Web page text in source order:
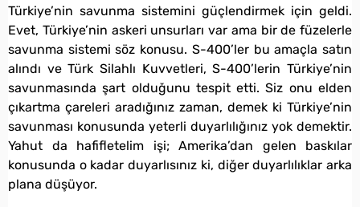
Türkiye’nin savunma sistemini güçlendirmek için geldi.
Evet, Türkiye’nin askeri unsurları var ama bir de füzelerle
savunma sistemi söz konusu. S-400’ler bu amaçla satın
alındı ve Türk Silahlı Kuvvetleri, S-400’lerin Türkiye’nin
savunmasında şart olduğunu tespit etti. Siz onu elden
çıkartma çareleri aradığınız zaman, demek ki Türkiye’nin
savunması konusunda yeterli duyarlılığınız yok demektir.
Yahut da hafifletelim işi; Amerika’dan gelen baskılar
konusunda o kadar duyarlısınız ki, diğer duyarlılıklar arka
plana düşüyor.